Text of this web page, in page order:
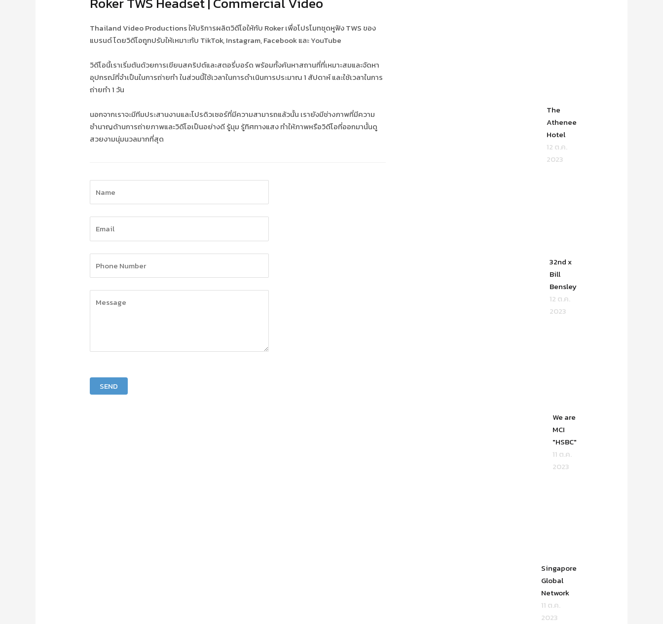
Thailand Video Productions ให้บริการผลิตวิดีโอให้กับ Roker เพื่อโปรโมทชุดหูฟัง TWS ของ
แบรนด์ โดยวิดีโอถูกปรับให้เหมาะกับ TikTok, Instagram, Facebook และ YouTube
วิดีโอนี้เราเริ่มต้นด้วยการเขียนสคริปต์และสตอรี่บอร์ด พร้อมทั้งค้นหาสถานที่ที่เหมาะสมและจัดหา
อุปกรณ์ที่จำเป็นในการถ่ายทำ ในส่วนนี้ใช้เวลาในการดำเนินการประมาณ 1 สัปดาห์ และใช้เวลาในการ
ถ่ายทำ 1 วัน
นอกจากเราจะมีทีมประสานงานและโปรดิวเซอร์ที่มีความสามารถแล้วนั้น เรายังมีช่างภาพที่มีความ
ชำนาญด้านการถ่ายภาพและวิดีโอเป็นอย่างดี รู้มุม รู้ทิศทางแสง ทำให้ภาพหรือวิดีโอที่ออกมานั้นดู
สวยงามนุ่มนวลมากที่สุด
The
Athenee
Hotel
12 ต.ค.
2023
32nd x
Bill
Bensley
12 ต.ค.
2023
We are
MCI
"HSBC"
11 ต.ค.
2023
Singapore
Global
Network
11 ต.ค.
2023